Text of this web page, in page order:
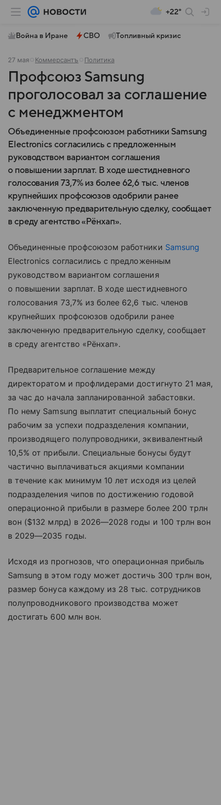
+22°
Война в Иране СВО Топливный кризис
27 мая Коммерсантъ Политика
Профсоюз Samsung
проголосовал за соглашение
с менеджментом
Объединенные профсоюзом работники Samsung
Electronics согласились с предложенным
руководством вариантом соглашения
о повышении зарплат. В ходе шестидневного
голосования 73,7% из более 62,6 тыс. членов
крупнейших профсоюзов одобрили ранее
заключенную предварительную сделку, сообщает
в среду агентство «Рёнхап».
Объединенные профсоюзом работники Samsung
Electronics согласились с предложенным
руководством вариантом соглашения
о повышении зарплат. В ходе шестидневного
голосования 73,7% из более 62,6 тыс. членов
крупнейших профсоюзов одобрили ранее
заключенную предварительную сделку, сообщает
в среду агентство «Рёнхап».
Предварительное соглашение между
директоратом и профлидерами достигнуто 21 мая,
за час до начала запланированной забастовки.
По нему Samsung выплатит специальный бонус
рабочим за успехи подразделения компании,
производящего полупроводники, эквивалентный
10,5% от прибыли. Специальные бонусы будут
частично выплачиваться акциями компании
в течение как минимум 10 лет исходя из целей
подразделения чипов по достижению годовой
операционной прибыли в размере более 200 трлн
вон ($132 млрд) в 2026—2028 годы и 100 трлн вон
в 2029—2035 годы.
Исходя из прогнозов, что операционная прибыль
Samsung в этом году может достичь 300 трлн вон,
размер бонуса каждому из 28 тыс. сотрудников
полупроводникового производства может
достигать 600 млн вон.